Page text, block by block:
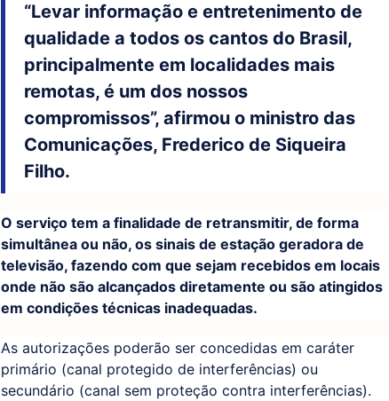
“Levar informação e entretenimento de
qualidade a todos os cantos do Brasil,
principalmente em localidades mais
remotas, é um dos nossos
compromissos”, afirmou o ministro das
Comunicações, Frederico de Siqueira
Filho.
O serviço tem a finalidade de retransmitir, de forma
simultânea ou não, os sinais de estação geradora de
televisão, fazendo com que sejam recebidos em locais
onde não são alcançados diretamente ou são atingidos
em condições técnicas inadequadas.
As autorizações poderão ser concedidas em caráter
primário (canal protegido de interferências) ou
secundário (canal sem proteção contra interferências).